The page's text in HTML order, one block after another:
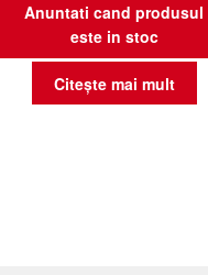
Anuntati cand produsul
este in stoc
Citește mai mult